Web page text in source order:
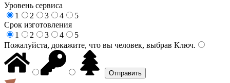
Уровень сервиса
1
2 3 4
5
Срок изготовления
1
2 3 4
5
Пожалуйста, докажите, что вы человек, выбрав Ключ.